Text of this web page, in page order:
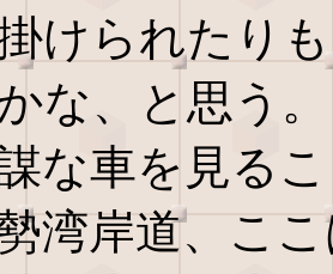
けられたり
な、と思う。
な車を見る
湾岸道、こ